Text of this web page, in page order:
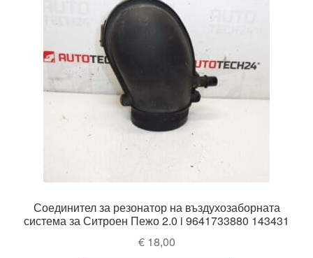
Соединител за резонатор на въздухозаборната
система за Ситроен Пежо 2.0 i 9641733880 143431
€18,00